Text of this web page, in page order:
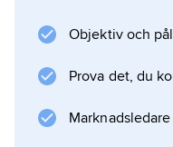
15–22 mm vida,
de är gula med
Objektiv och
Prova det, du